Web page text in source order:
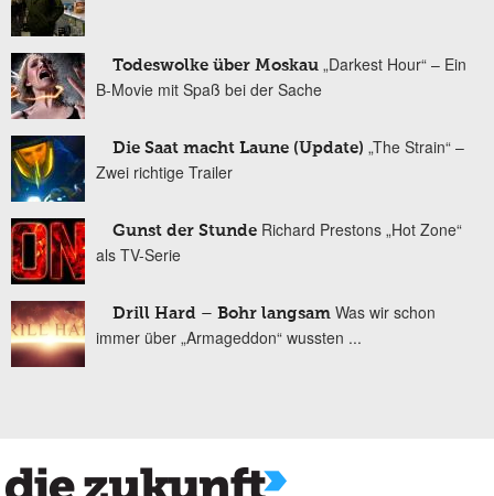
Todeswolke über Moskau „Darkest Hour“ – Ein
B-Movie mit Spaß bei der Sache
Die Saat macht Laune (Update) „The Strain“ –
Zwei richtige Trailer
Gunst der Stunde Richard Prestons „Hot Zone“
als TV-Serie
Drill Hard – Bohr langsam Was wir schon
immer über „Armageddon“ wussten ...